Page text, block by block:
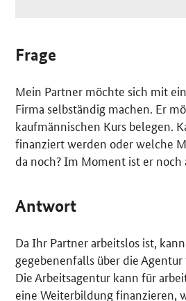
Frage
Mein Partner möchte sich mit
Firma selbständig machen. Er
kaufmännischen Kurs belegen.
finanziert werden oder welche
da noch? Im Moment ist er noch
Antwort
Da Ihr Partner arbeitslos ist,
gegebenenfalls über die
Die Arbeitsagentur kann für
eine Weiterbildung finanzieren,